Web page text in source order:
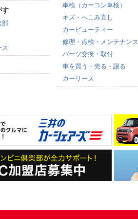
す
部
車検（カーコン車検）
キズ・へこみ直し
カービューティー
修理・点検・メンテナンス
パーツ交換・取付
車を買う・売る・譲る
カーリース